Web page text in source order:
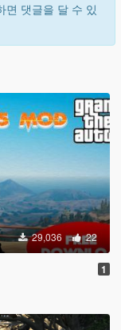
면 댓글을 달 수 있
29,036 22
1